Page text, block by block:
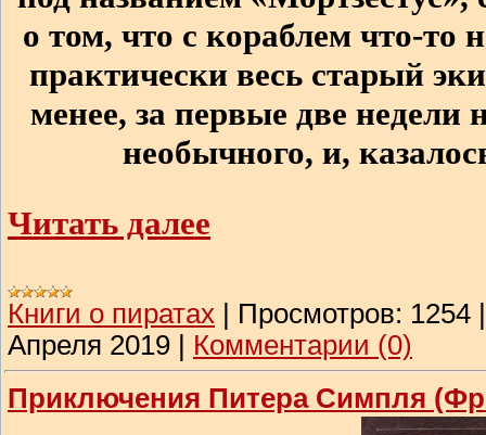
о том, что с кораблем что-то
практически весь старый
менее, за первые две недели
необычного, и,
Читать далее
Книги о пиратах Просмотров: 1254
Апреля 2019
Комментарии (0)
Приключения Питера Симпля